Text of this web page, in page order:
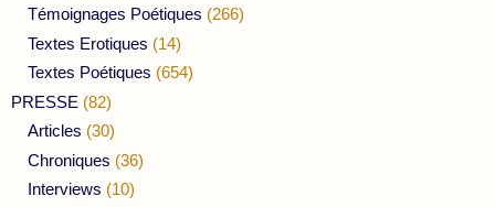
Témoignages Poétiques (266)
Textes Erotiques (14)
Textes Poétiques (654)
PRESSE (82)
Articles (30)
Chroniques (36)
Interviews (10)